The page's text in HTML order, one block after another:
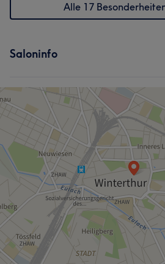
Alle 17
Saloninfo